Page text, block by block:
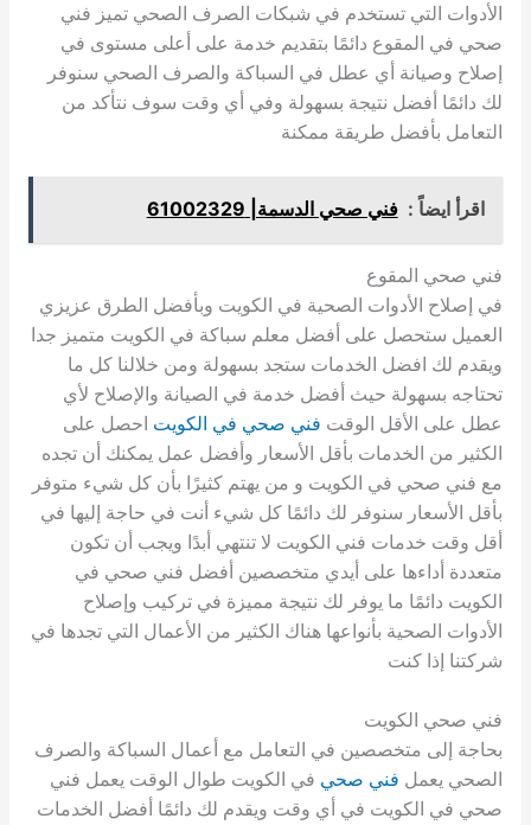
الأدوات التي تستخدم في شبكات الصرف الصحي تميز فني
صحي في المقوع دائمًا بتقديم خدمة على أعلى مستوى في
إصلاح وصيانة أي عطل في السباكة والصرف الصحي سنوفر
لك دائمًا أفضل نتيجة بسهولة وفي أي وقت سوف نتأكد من
التعامل بأفضل طريقة ممكنة
اقرأ ايضاً : فني صحي الدسمة| 61002329
فني صحي المقوع
في إصلاح الأدوات الصحية في الكويت وبأفضل الطرق عزيزي
العميل ستحصل على أفضل معلم سباكة في الكويت متميز جدا
ويقدم لك افضل الخدمات ستجد بسهولة ومن خلالنا كل ما
تحتاجه بسهولة حيث أفضل خدمة في الصيانة والإصلاح لأي
عطل على الأقل الوقت فني صحي في الكويت احصل على
الكثير من الخدمات بأقل الأسعار وأفضل عمل يمكنك أن تجده
مع فني صحي في الكويت و من يهتم كثيرًا بأن كل شيء متوفر
بأقل الأسعار سنوفر لك دائمًا كل شيء أنت في حاجة إليها في
أقل وقت خدمات فني الكويت لا تنتهي أبدًا ويجب أن تكون
متعددة أداءها على أيدي متخصصين أفضل فني صحي في
الكويت دائمًا ما يوفر لك نتيجة مميزة في تركيب وإصلاح
الأدوات الصحية بأنواعها هناك الكثير من الأعمال التي تجدها في
شركتنا إذا كنت
فني صحي الكويت
بحاجة إلى متخصصين في التعامل مع أعمال السباكة والصرف
الصحي يعمل فني صحي في الكويت طوال الوقت يعمل فني
صحي في الكويت في أي وقت ويقدم لك دائمًا أفضل الخدمات